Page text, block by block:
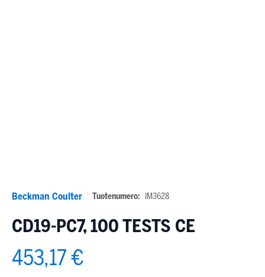
Beckman Coulter Tuotenumero: IM3628
CD19-PC7, 100 TESTS CE
453,17 €